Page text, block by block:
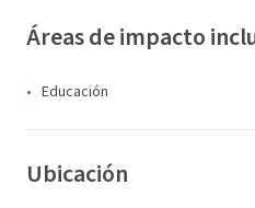
Áreas de impacto
Educación
Ubicación